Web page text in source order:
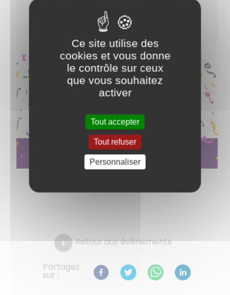
Retour aux évènements
Partagez
sur :
Ce site utilise des
cookies et vous donne
le contrôle sur ceux
que vous souhaitez
activer
Tout accepter
Tout refuser
Personnaliser